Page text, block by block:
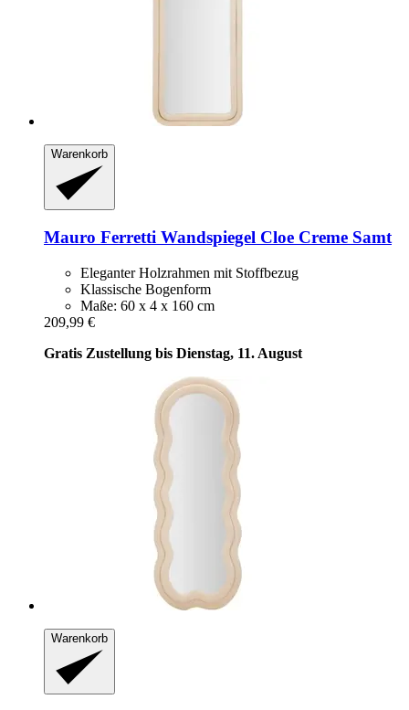
Warenkorb
Mauro Ferretti Wandspiegel Cloe Creme Samt
Eleganter Holzrahmen mit Stoffbezug
Klassische Bogenform
Maße: 60 x 4 x 160 cm
209,99 €
Gratis Zustellung bis Dienstag, 11. August
Warenkorb